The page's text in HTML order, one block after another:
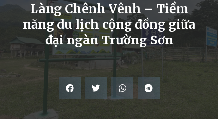
Làng Chênh Vênh – Tiềm
năng du lịch cộng đồng giữa
đại ngàn Trường Sơn